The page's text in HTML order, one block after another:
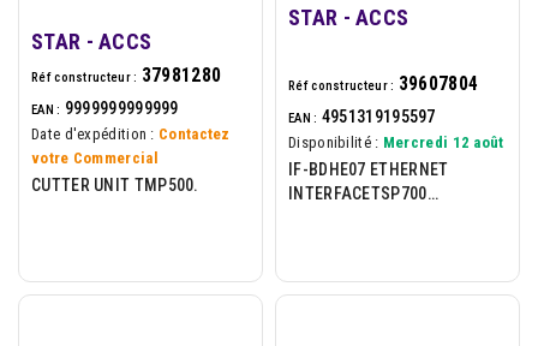
STAR - ACCS
Réf constructeur : 37981280
EAN : 9999999999999
Date d'expédition : Contactez
votre Commercial
CUTTER UNIT TMP500.
STAR - ACCS
Réf constructeur : 39607804
EAN : 4951319195597
Disponibilité : Mercredi 12 août
IF-BDHE07 ETHERNET
INTERFACETSP700